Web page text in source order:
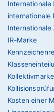
Internationale
internationale
IR-Marke
Kollektivmarke
Kosten einer